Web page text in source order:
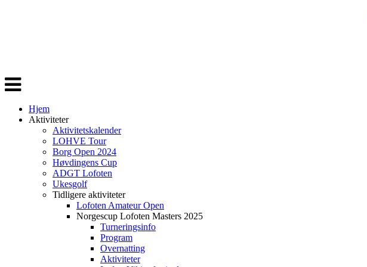
Veksle
navigasjon
Hjem
Aktiviteter
Aktivitetskalender
LOHVE Tour
Borg Open 2024
Høvdingens Cup
ADGT Lofoten
Ukesgolf
Tidligere aktiviteter
Lofoten Amateur Open
Norgescup Lofoten Masters 2025
Turneringsinfo
Program
Overnatting
Aktiviteter